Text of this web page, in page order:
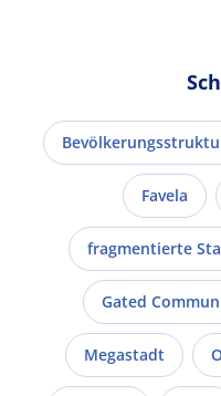
Favela
fragmentierte
Gated
Megastadt